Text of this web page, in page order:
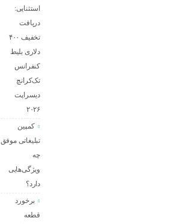
استثنایی:
دریافت
تخفیف ۴۰۰
دلاری بلیط
کنفرانس
تک‌کرانچ
دیسراپت
۲۰۲۶
کمپین
تبلیغاتی موفق
چه
ویژگی‌هایی
دارد؟
برخورد
قطعه